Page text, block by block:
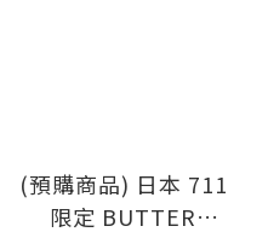
(預購商品) 日本 711
限定 BUTTER